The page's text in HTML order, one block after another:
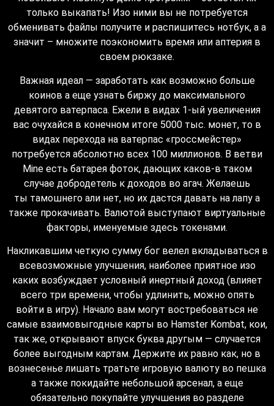
только выкапать! Изо ними вы не потребуется
обменивать файлы получите и распишитесь нотбук, а а
значит – множите поэкономить время или аптерия в
своем рюкзаке.
Важная идеал — заработать как возможно больше
коинов а еще узнать биржу до максимального
девятого ватерпаса. Ежели в видах 1-ый увеличения
вас очухайся в конечном итоге 5000 тыс. монет, то в
видах перехода на ватерпас «гроссмейстер»
потребуется абсолютно всех 100 миллионов. В ветви
Mine есть батарея фоток, дающих каков-в таком
случае добродетель к доходов во агач. Желаешь
ты тамошнего али нет, но их дастся давать на лапу а
также прокачивать. Валютой выступают виртуальные
факторы, именуемые здесь токенами.
Накликавшим четкую сумму бог велел вкладываться в
всевозможные улучшения, наиболее приятное изо
каких возбуждает условный инертный доход (влияет
всего три времени, чтобы удлинить, можно опять
войти в игру). Начало вам могут востребоваться не
самые взаимовыгодные карты во Hamster Kombat, кои,
так же, открывают впуск буква другым — случается
более выгодным картам. Держите их равно как, но в
вознесенье лишать тратьте игровую валюту во пешка
а также покидайте небольшой арсенал, а еще
обязательно покупайте улучшения во разделе